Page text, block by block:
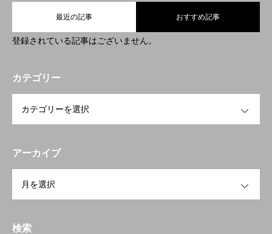
COMPANY
JOB
最近の記事 おすすめ記事
登録されている記事はございません。
カテゴリー
アーカイブ
検索